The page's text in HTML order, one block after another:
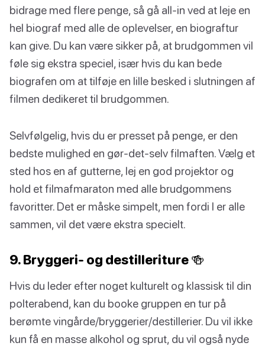
bidrage med flere penge, så gå all-in ved at leje en
hel biograf med alle de oplevelser, en biograftur
kan give. Du kan være sikker på, at brudgommen vil
føle sig ekstra speciel, især hvis du kan bede
biografen om at tilføje en lille besked i slutningen af
filmen dedikeret til brudgommen.
Selvfølgelig, hvis du er presset på penge, er den
bedste mulighed en gør-det-selv filmaften. Vælg et
sted hos en af gutterne, lej en god projektor og
hold et filmafmaraton med alle brudgommens
favoritter. Det er måske simpelt, men fordi I er alle
sammen, vil det være ekstra specielt.
9. Bryggeri- og destilleriture 🍻
Hvis du leder efter noget kulturelt og klassisk til din
polterabend, kan du booke gruppen en tur på
berømte vingårde/bryggerier/destillerier. Du vil ikke
kun få en masse alkohol og sprut, du vil også nyde